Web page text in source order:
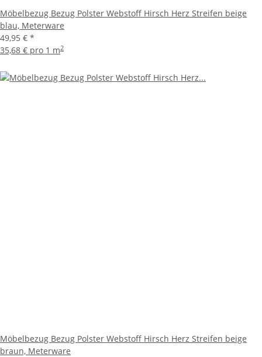
Möbelbezug Bezug Polster Webstoff Hirsch Herz Streifen beige
blau, Meterware
49,95 € *
35,68 € pro 1 m2
Möbelbezug Bezug Polster Webstoff Hirsch Herz Streifen beige
braun, Meterware